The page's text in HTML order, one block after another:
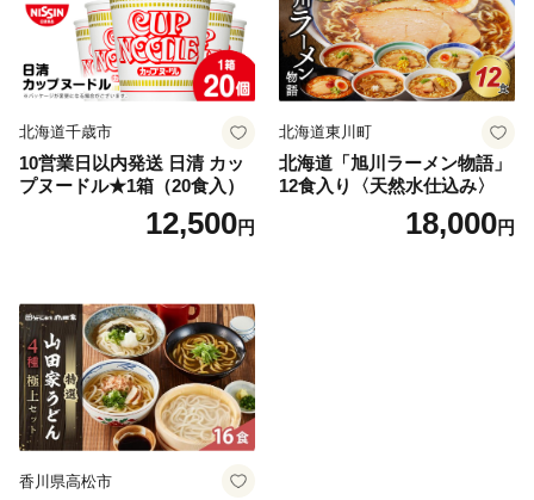
北海道千歳市
10営業日以内発送 日清 カッ
プヌードル★1箱（20食入）
12,500円
北海道東川町
北海道「旭川ラーメン物語」
12食入り〈天然水仕込み〉
18,000円
香川県高松市